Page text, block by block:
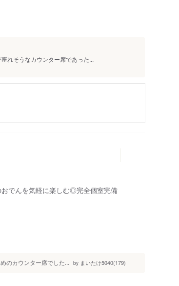
れそうなカウンター席であった...
でんを気軽に楽しむ◎完全個室完備
のカウンター席でした... by まいたけ5040(179)